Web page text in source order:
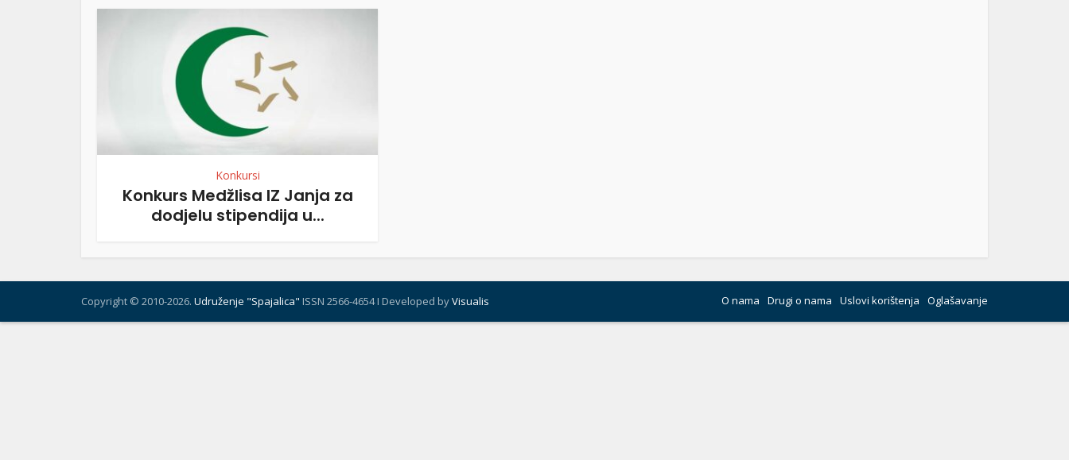
Konkursi
Konkurs Medžlisa IZ Janja za
dodjelu stipendija u...
Copyright © 2010-2026. Udruženje "Spajalica" ISSN 2566-4654 I Developed byVisualis O nama Drugi o nama Uslovi korištenja Oglašavanje